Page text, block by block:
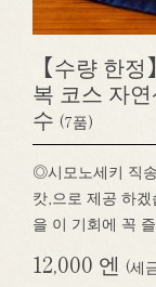
【수량 한
복 코스 자
수 (7품)
◎시모노세키 직
캇,으로 제공 하
을 이 기회에 꼭
12,000 엔 (세